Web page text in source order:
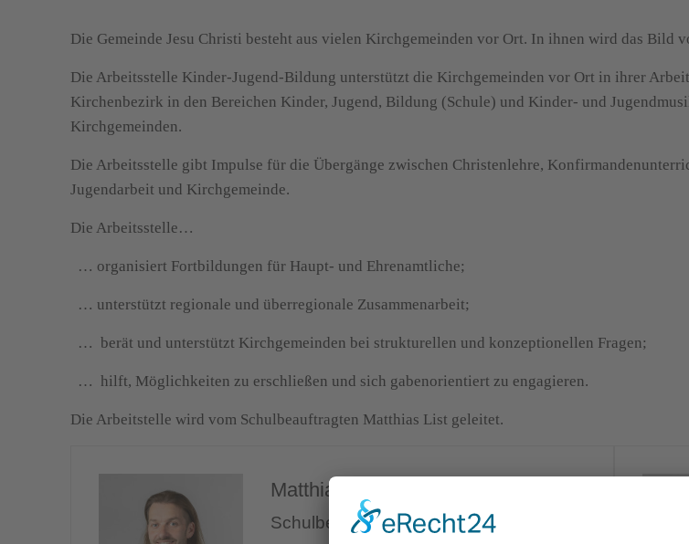
Die Gemeinde Jesu Christi besteht aus vielen Kirchgemeinden vor Ort. In ihnen wird das Bild
Die Arbeitsstelle Kinder-Jugend-Bildung unterstützt die Kirchgemeinden vor Ort in ihrer
Kirchenbezirk in den Bereichen Kinder, Jugend, Bildung (Schule) und Kinder- und
Kirchgemeinden.
Die Arbeitsstelle gibt Impulse für die Übergänge zwischen Christenlehre,
Jugendarbeit und Kirchgemeinde.
Die Arbeitsstelle…
… organisiert Fortbildungen für Haupt- und Ehrenamtliche;
… unterstützt regionale und überregionale Zusammenarbeit;
… berät und unterstützt Kirchgemeinden bei strukturellen und konzeptionellen Fragen;
… hilft, Möglichkeiten zu erschließen und sich gabenorientiert zu engagieren.
Die Arbeitstelle wird vom Schulbeauftragten Matthias List geleitet.
Matthias List
Schulbeauftragter